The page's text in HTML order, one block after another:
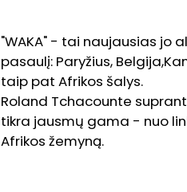
"WAKA" - tai naujausias jo
pasaulį: Paryžius,
taip pat Afrikos šalys.
Roland Tchacounte
tikra jausmų gama - nuo
Afrikos žemyną.